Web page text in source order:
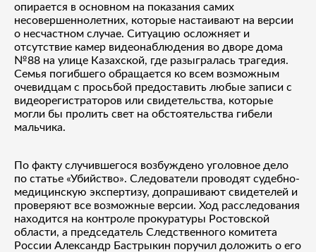
опирается в основном на показания самих
несовершеннолетних, которые настаивают на версии
о несчастном случае. Ситуацию осложняет и
отсутствие камер видеонаблюдения во дворе дома
№88 на улице Казахской, где разыгралась трагедия.
Семья погибшего обращается ко всем возможным
очевидцам с просьбой предоставить любые записи с
видеорегистраторов или свидетельства, которые
могли бы пролить свет на обстоятельства гибели
мальчика.
По факту случившегося возбуждено уголовное дело
по статье «Убийство». Следователи проводят судебно-
медицинскую экспертизу, допрашивают свидетелей и
проверяют все возможные версии. Ход расследования
находится на контроле прокуратуры Ростовской
области, а председатель Следственного комитета
России Александр Бастрыкин поручил доложить о его